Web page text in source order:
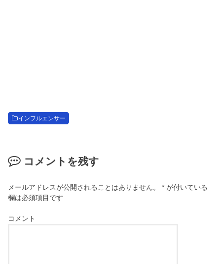
インフルエンサー
コメントを残す
メールアドレスが公開されることはありません。 * が付いている
欄は必須項目です
コメント